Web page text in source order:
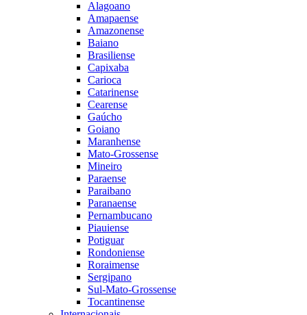
Alagoano
Amapaense
Amazonense
Baiano
Brasiliense
Capixaba
Carioca
Catarinense
Cearense
Gaúcho
Goiano
Maranhense
Mato-Grossense
Mineiro
Paraense
Paraibano
Paranaense
Pernambucano
Piauiense
Potiguar
Rondoniense
Roraimense
Sergipano
Sul-Mato-Grossense
Tocantinense